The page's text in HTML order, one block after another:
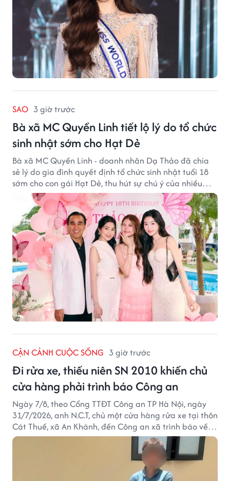
SAO 3 giờ trước
Bà xã MC Quyền Linh tiết lộ lý do tổ chức
sinh nhật sớm cho Hạt Dẻ
Bà xã MC Quyền Linh - doanh nhân Dạ Thảo đã chia
sẻ lý do gia đình quyết định tổ chức sinh nhật tuổi 18
sớm cho con gái Hạt Dẻ, thu hút sự chú ý của nhiều
người hâm mộ.
CẬN CẢNH CUỘC SỐNG 3 giờ trước
Đi rửa xe, thiếu niên SN 2010 khiến chủ
cửa hàng phải trình báo Công an
Ngày 7/8, theo Cổng TTĐT Công an TP Hà Nội, ngày
31/7/2026, anh N.C.T, chủ một cửa hàng rửa xe tại thôn
Cát Thuế, xã An Khánh, đến Công an xã trình báo về
việc bị mất trộm chiếc xe máy Honda Wave. Trong cốp
xe còn có nhiều giấy tờ cá nhân và khoảng 1,2 triệu